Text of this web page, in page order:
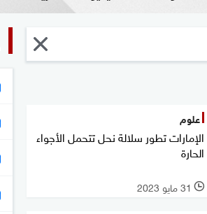
علوم
الإمارات تطور سلالة نحل تتحمل الأجواء
الحارة
l 31 مايو 2023